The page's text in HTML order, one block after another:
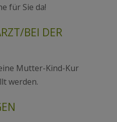
für Sie da!
BEI DER
Mutter-Kind-Kur
werden.